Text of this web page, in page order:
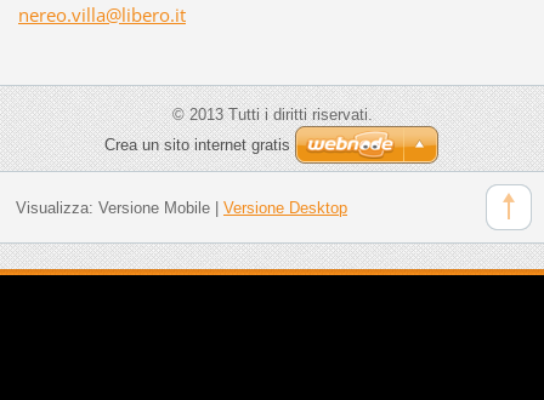
nereo.villa@libero.it
© 2013 Tutti i diritti riservati.
Crea un sito internet gratis
Visualizza: Versione Mobile| Versione Desktop